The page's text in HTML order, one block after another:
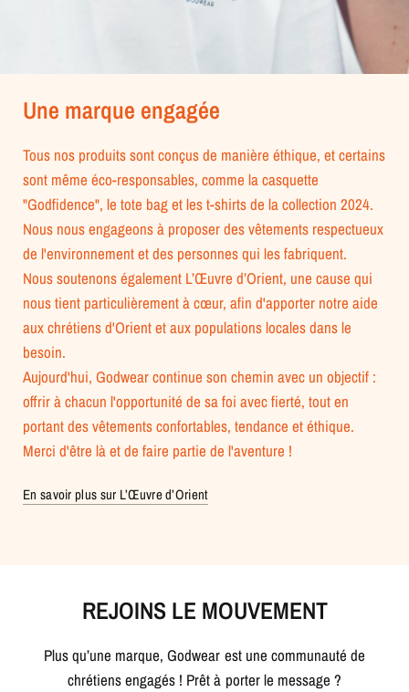
Une marque engagée
Tous nos produits sont conçus de manière éthique, et certains
sont même éco-responsables, comme la casquette
"Godfidence", le tote bag et les t-shirts de la collection 2024.
Nous nous engageons à proposer des vêtements respectueux
de l'environnement et des personnes qui les fabriquent.
Nous soutenons également L’Œuvre d’Orient, une cause qui
nous tient particulièrement à cœur, afin d'apporter notre aide
aux chrétiens d'Orient et aux populations locales dans le
besoin.
Aujourd'hui, Godwear continue son chemin avec un objectif :
offrir à chacun l'opportunité de sa foi avec fierté, tout en
portant des vêtements confortables, tendance et éthique.
Merci d'être là et de faire partie de l'aventure !
En savoir plus sur L’Œuvre d’Orient
REJOINS LE MOUVEMENT
Plus qu’une marque, Godwear est une communauté de
chrétiens engagés ! Prêt à porter le message ?